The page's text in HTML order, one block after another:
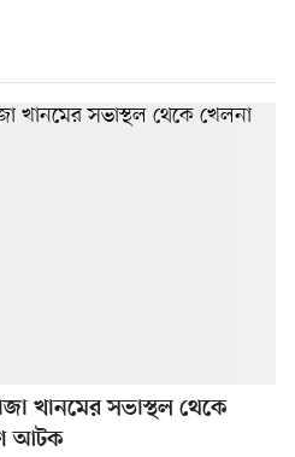
খানমের সভাস্থল থেকে
আটক